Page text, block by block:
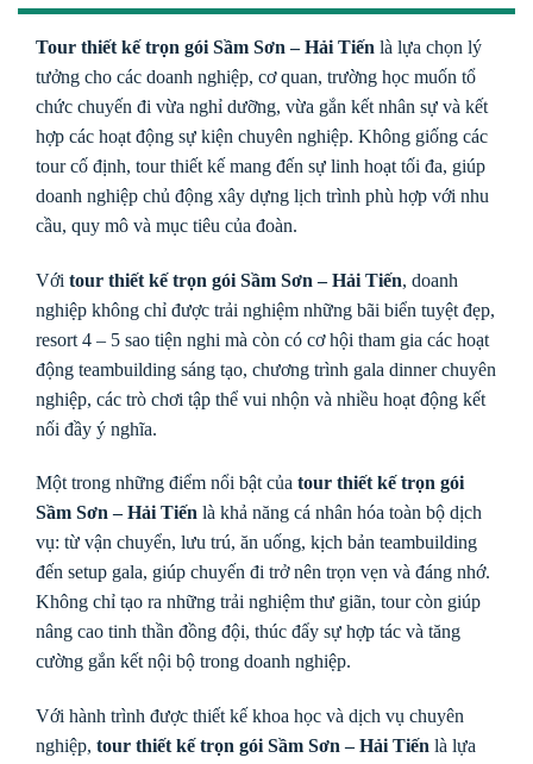
Tour thiết kế trọn gói Sầm Sơn – Hải Tiến là lựa chọn lý
tưởng cho các doanh nghiệp, cơ quan, trường học muốn tổ
chức chuyến đi vừa nghỉ dưỡng, vừa gắn kết nhân sự và kết
hợp các hoạt động sự kiện chuyên nghiệp. Không giống các
tour cố định, tour thiết kế mang đến sự linh hoạt tối đa, giúp
doanh nghiệp chủ động xây dựng lịch trình phù hợp với nhu
cầu, quy mô và mục tiêu của đoàn.
Với tour thiết kế trọn gói Sầm Sơn – Hải Tiến, doanh
nghiệp không chỉ được trải nghiệm những bãi biển tuyệt đẹp,
resort 4 – 5 sao tiện nghi mà còn có cơ hội tham gia các hoạt
động teambuilding sáng tạo, chương trình gala dinner chuyên
nghiệp, các trò chơi tập thể vui nhộn và nhiều hoạt động kết
nối đầy ý nghĩa.
Một trong những điểm nổi bật của tour thiết kế trọn gói
Sầm Sơn – Hải Tiến là khả năng cá nhân hóa toàn bộ dịch
vụ: từ vận chuyển, lưu trú, ăn uống, kịch bản teambuilding
đến setup gala, giúp chuyến đi trở nên trọn vẹn và đáng nhớ.
Không chỉ tạo ra những trải nghiệm thư giãn, tour còn giúp
nâng cao tinh thần đồng đội, thúc đẩy sự hợp tác và tăng
cường gắn kết nội bộ trong doanh nghiệp.
Với hành trình được thiết kế khoa học và dịch vụ chuyên
nghiệp, tour thiết kế trọn gói Sầm Sơn – Hải Tiến là lựa